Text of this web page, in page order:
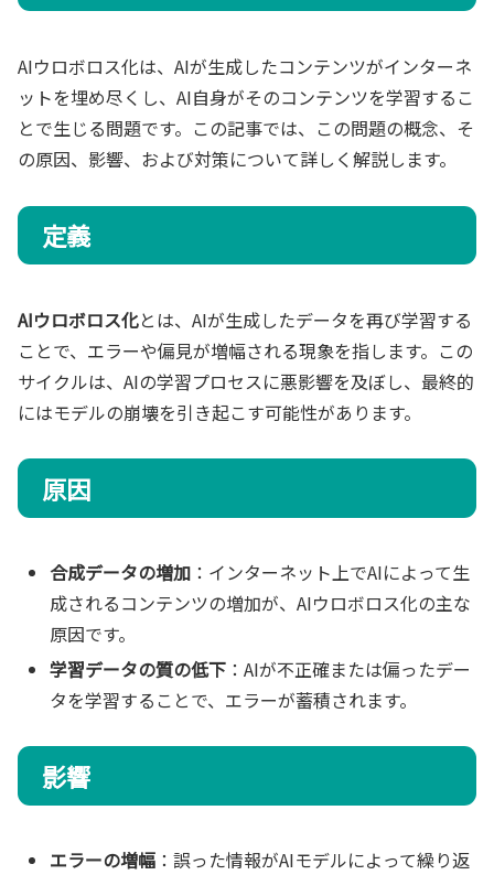
AIウロボロス化は、AIが生成したコンテンツがインターネ
ットを埋め尽くし、AI自身がそのコンテンツを学習するこ
とで生じる問題です。この記事では、この問題の概念、そ
の原因、影響、および対策について詳しく解説します。
定義
AIウロボロス化とは、AIが生成したデータを再び学習する
ことで、エラーや偏見が増幅される現象を指します。この
サイクルは、AIの学習プロセスに悪影響を及ぼし、最終的
にはモデルの崩壊を引き起こす可能性があります。
原因
合成データの増加 ：インターネット上でAIによって生
成されるコンテンツの増加が、AIウロボロス化の主な
原因です。
学習データの質の低下 ：AIが不正確または偏ったデー
タを学習することで、エラーが蓄積されます。
影響
エラーの増幅 ：誤った情報がAIモデルによって繰り返